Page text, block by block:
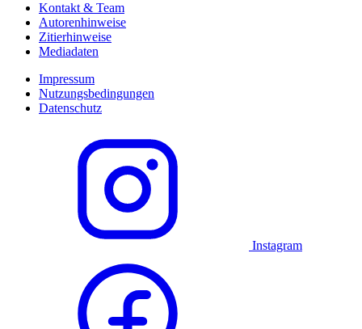
Kontakt & Team
Autorenhinweise
Zitierhinweise
Mediadaten
Impressum
Nutzungsbedingungen
Datenschutz
Instagram